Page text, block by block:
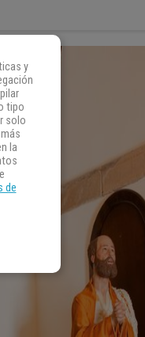
y
tipo
solo
la
de